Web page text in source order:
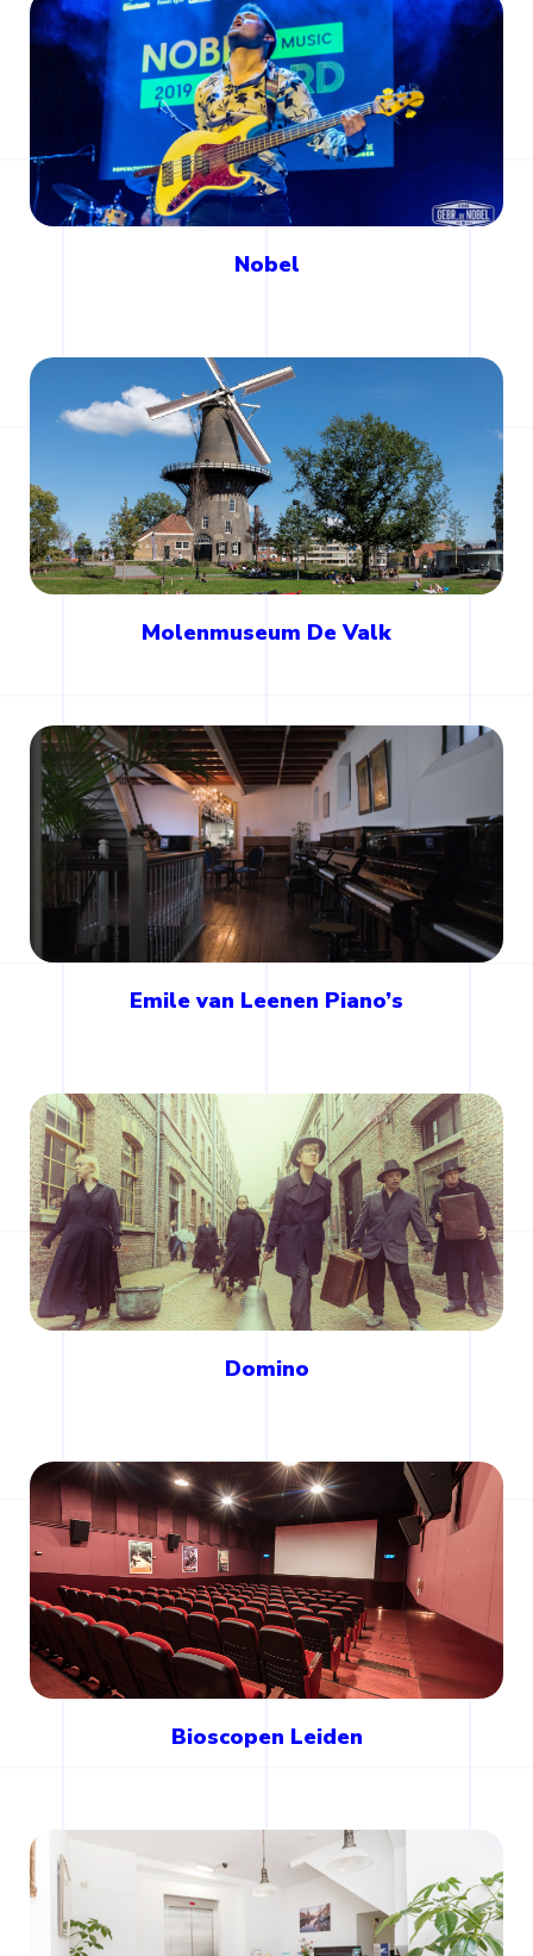
Nobel
Molenmuseum De Valk
Emile van Leenen Piano’s
Domino
Bioscopen Leiden